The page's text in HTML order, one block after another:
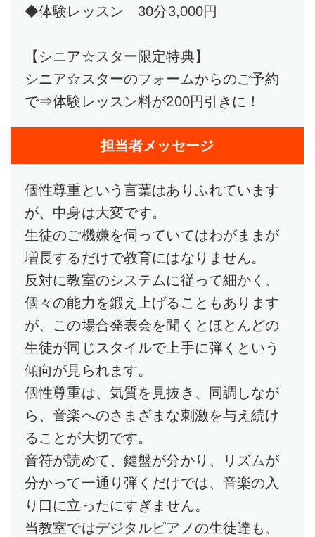
◆体験レッスン 30分3,000円
【シニア☆スター限定特典】
シニア☆スターのフォームからのご予約
で⇒体験レッスン料が200円引きに！
担当者メッセージ
個性尊重という言葉はありふれています
が、中身は大変です。
生徒のご機嫌を伺っていてはわがままが
増長するだけで教育にはなりません。
反対に教室のシステムに従って細かく、
個々の能力を鍛え上げることもあります
が、この場合発表会を聞くとほとんどの
生徒が同じスタイルで上手に弾くという
傾向が見られます。
個性尊重は、気質を見抜き、同調しなが
ら、音楽へのさまざまな刺激を与え続け
ることが大切です。
音符が読めて、鍵盤が分かり、リズムが
分かって一通り弾くだけでは、音楽の入
り口に立ったにすぎません。
当教室ではデジタルピアノの生徒達も、